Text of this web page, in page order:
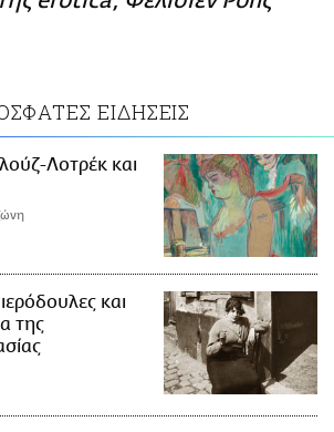
ΕΙΔΗΣΕΙΣ
Λοτρέκ και
και
της